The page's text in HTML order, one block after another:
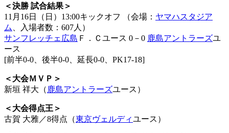
＜決勝 試合結果＞
11月16日（日）13:00キックオフ （会場： ヤマハスタジア
ム
、入場者数：607人）
サンフレッチェ広島 Ｆ．Ｃユース 0－0 鹿島アントラーズユ
ース
[前半0-0、後半0-0、延長0-0、PK17-18]
＜大会ＭＶＰ＞
新垣 祥大（ 鹿島アントラーズユース）
＜大会得点王＞
古賀 大雅／8得点（東京ヴェルディユース）